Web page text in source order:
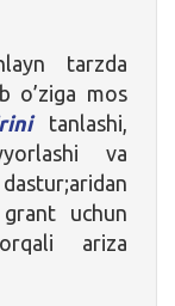
tarzda
o’ziga mos
tanlashi,
va
uchun
orqali ariza